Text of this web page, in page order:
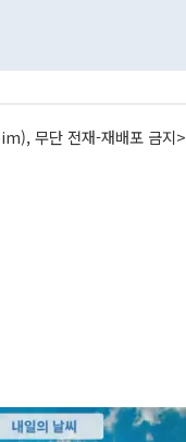
무단 전재-재배포 금지>